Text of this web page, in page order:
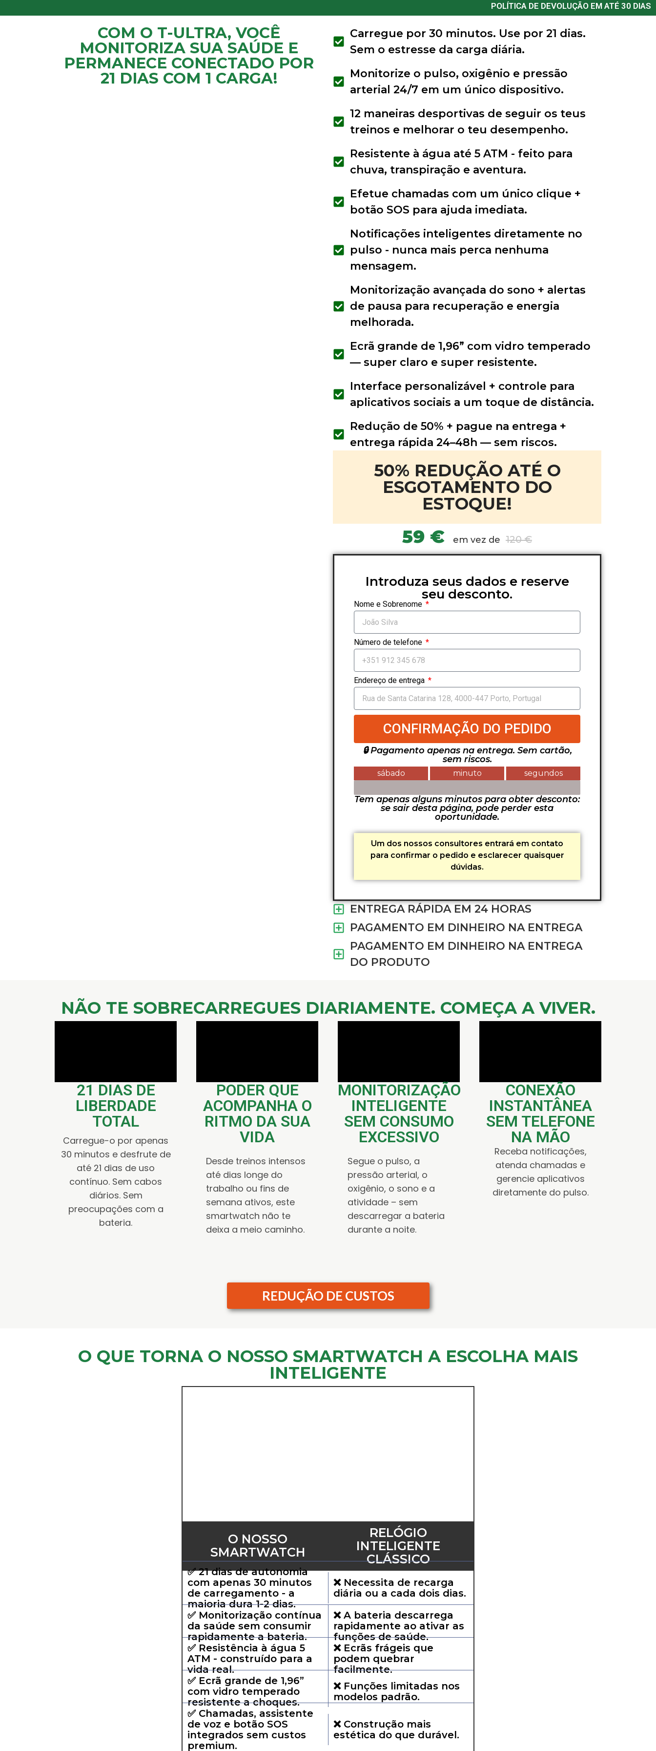
POLÍTICA DE DEVOLUÇÃO EM ATÉ 30 DIAS
COM O T-ULTRA, VOCÊ
MONITORIZA SUA SAÚDE E
PERMANECE CONECTADO POR
21 DIAS COM 1 CARGA!
Carregue por 30 minutos. Use por 21 dias.
Sem o estresse da carga diária.
Monitorize o pulso, oxigênio e pressão
arterial 24/7 em um único dispositivo.
12 maneiras desportivas de seguir os teus
treinos e melhorar o teu desempenho.
Resistente à água até 5 ATM - feito para
chuva, transpiração e aventura.
Efetue chamadas com um único clique +
botão SOS para ajuda imediata.
Notificações inteligentes diretamente no
pulso - nunca mais perca nenhuma
mensagem.
Monitorização avançada do sono + alertas
de pausa para recuperação e energia
melhorada.
Ecrã grande de 1,96” com vidro temperado
— super claro e super resistente.
Interface personalizável + controle para
aplicativos sociais a um toque de distância.
Redução de 50% + pague na entrega +
entrega rápida 24–48h — sem riscos.
50% REDUÇÃO ATÉ O
ESGOTAMENTO DO
ESTOQUE!
59 € em vez de 120 €
Introduza seus dados e reserve
seu desconto.
Nome e Sobrenome
Número de telefone
Endereço de entrega
CONFIRMAÇÃO DO PEDIDO
🔒 Pagamento apenas na entrega. Sem cartão,
sem riscos.
sábado minuto
segundos
Tem apenas alguns minutos para obter desconto:
se sair desta página, pode perder esta
oportunidade.
Um dos nossos consultores entrará em contato
para confirmar o pedido e esclarecer quaisquer
dúvidas.
ENTREGA RÁPIDA EM 24 HORAS
PAGAMENTO EM DINHEIRO NA ENTREGA
PAGAMENTO EM DINHEIRO NA ENTREGA
DO PRODUTO
NÃO TE SOBRECARREGUES DIARIAMENTE. COMEÇA A VIVER.
21 DIAS DE
LIBERDADE
TOTAL
Carregue-o por apenas
30 minutos e desfrute de
até 21 dias de uso
contínuo. Sem cabos
diários. Sem
preocupações com a
bateria.
PODER QUE
ACOMPANHA O
RITMO DA SUA
VIDA
Desde treinos intensos
até dias longe do
trabalho ou fins de
semana ativos, este
smartwatch não te
deixa a meio caminho.
MONITORIZAÇÃO
INTELIGENTE
SEM CONSUMO
EXCESSIVO
Segue o pulso, a
pressão arterial, o
oxigênio, o sono e a
atividade – sem
descarregar a bateria
durante a noite.
CONEXÃO
INSTANTÂNEA
SEM TELEFONE
NA MÃO
Receba notificações,
atenda chamadas e
gerencie aplicativos
diretamente do pulso.
REDUÇÃO DE CUSTOS
O QUE TORNA O NOSSO SMARTWATCH A ESCOLHA MAIS
INTELIGENTE
O NOSSO
SMARTWATCH
RELÓGIO
INTELIGENTE
CLÁSSICO
✅ 21 dias de autonomia
com apenas 30 minutos
de carregamento - a
maioria dura 1-2 dias.
❌ Necessita de recarga
diária ou a cada dois dias.
✅ Monitorização contínua
da saúde sem consumir
rapidamente a bateria.
❌ A bateria descarrega
rapidamente ao ativar as
funções de saúde.
✅ Resistência à água 5
ATM - construído para a
vida real.
❌ Ecrãs frágeis que
podem quebrar
facilmente.
✅ Ecrã grande de 1,96”
com vidro temperado
resistente a choques.
❌ Funções limitadas nos
modelos padrão.
✅ Chamadas, assistente
de voz e botão SOS
integrados sem custos
premium.
❌ Construção mais
estética do que durável.